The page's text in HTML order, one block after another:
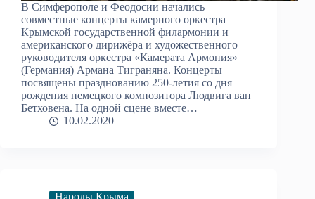
В Симферополе и Феодосии начались
совместные концерты камерного оркестра
Крымской государственной филармонии и
американского дирижёра и художественного
руководителя оркестра «Камерата Армония»
(Германия) Армана Тиграняна. Концерты
посвящены празднованию 250-летия со дня
рождения немецкого композитора Людвига ван
Бетховена. На одной сцене вместе…
10.02.2020